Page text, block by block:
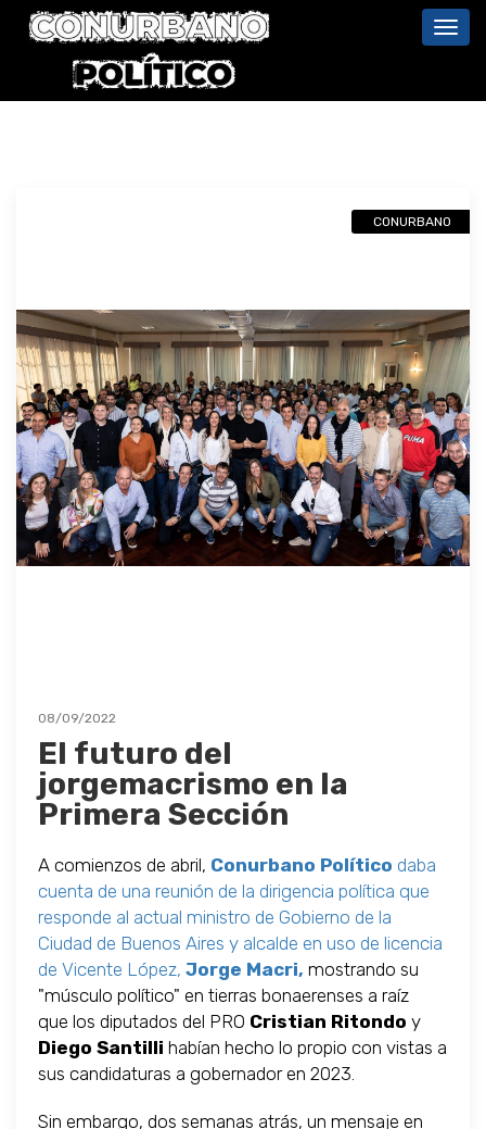
CONURBANO
08/09/2022
El futuro del
jorgemacrismo en la
Primera Sección
A comienzos de abril, Conurbano Político daba
cuenta de una reunión de la dirigencia política que
responde al actual ministro de Gobierno de la
Ciudad de Buenos Aires y alcalde en uso de licencia
de Vicente López, Jorge Macri, mostrando su
"músculo político" en tierras bonaerenses a raíz
que los diputados del PRO Cristian Ritondo y
Diego Santilli habían hecho lo propio con vistas a
sus candidaturas a gobernador en 2023.
Sin embargo, dos semanas atrás, un mensaje en